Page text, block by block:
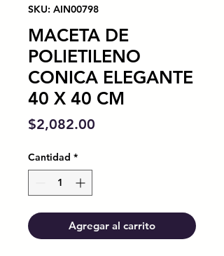
SKU: AIN00798
MACETA DE
POLIETILENO
CONICA ELEGANTE
40 X 40 CM
$2,082.00
Cantidad *
Agregar al carrito